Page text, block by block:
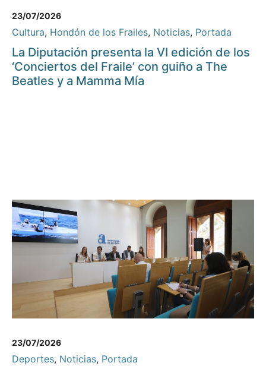
23/07/2026
Cultura, Hondón de los Frailes, Noticias, Portada
La Diputación presenta la VI edición de los
‘Conciertos del Fraile’ con guiño a The
Beatles y a Mamma Mía
23/07/2026
Deportes, Noticias, Portada